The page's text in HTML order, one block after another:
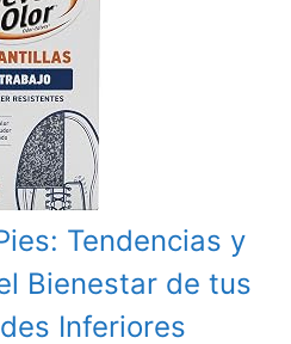
Tendencias y
Bienestar de tus
Inferiores